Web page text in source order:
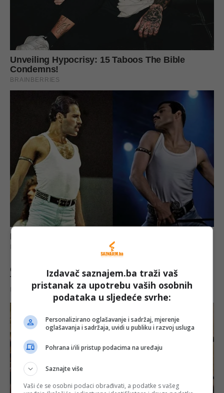
Izdavač saznajem.ba traži vaš
pristanak za upotrebu vaših osobnih
podataka u sljedeće svrhe:
Personalizirano oglašavanje i sadržaj, mjerenje
oglašavanja i sadržaja, uvidi u publiku i razvoj usluga
Pohrana i/ili pristup podacima na uređaju
Saznajte više
Vaši će se osobni podaci obrađivati, a podatke s vašeg